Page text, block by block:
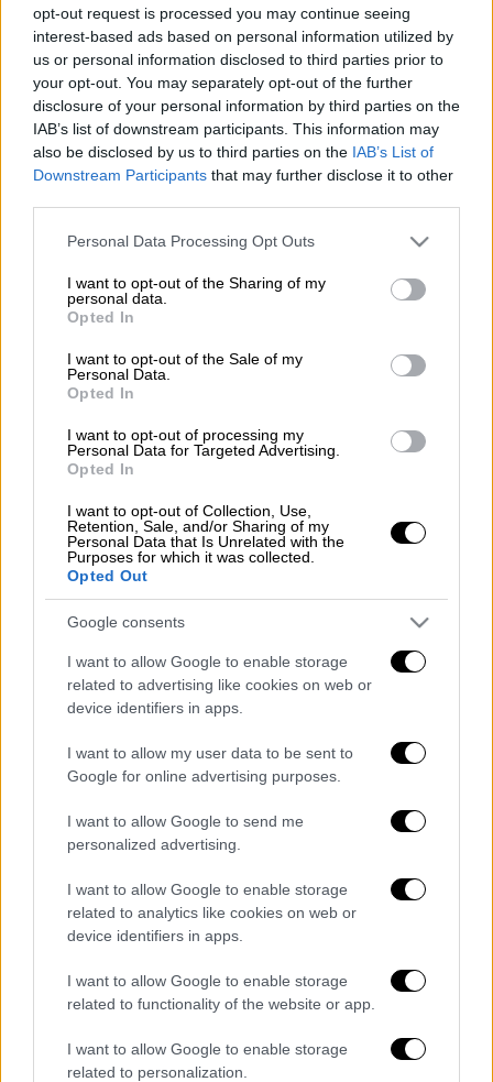
opt-out request is processed you may continue seeing
interest-based ads based on personal information utilized by
us or personal information disclosed to third parties prior to
your opt-out. You may separately opt-out of the further
disclosure of your personal information by third parties on the
IAB’s list of downstream participants. This information may
also be disclosed by us to third parties on the IAB’s List of
Downstream Participants that may further disclose it to other
Please note that this website/app uses one or more Google
not limited to your visit or usage behaviour. You may click to
grant or deny consent to Google and its third-party tags to
use your data for below specified purposes in below Google
consent section.
Personal Data Processing Opt Outs
I want to opt-out of the Sharing of my
personal data.
Opted In
I want to opt-out of the Sale of my
Personal Data.
Opted In
I want to opt-out of processing my
Personal Data for Targeted Advertising.
Opted In
I want to opt-out of Collection, Use,
Retention, Sale, and/or Sharing of my
Personal Data that Is Unrelated with the
Purposes for which it was collected.
Opted Out
Google consents
I want to allow Google to enable storage
related to advertising like cookies on web or
device identifiers in apps.
I want to allow my user data to be sent to
Google for online advertising purposes.
I want to allow Google to send me
personalized advertising.
I want to allow Google to enable storage
related to analytics like cookies on web or
device identifiers in apps.
I want to allow Google to enable storage
related to functionality of the website or app.
I want to allow Google to enable storage
related to personalization.
Προσθέστε το ΕΘΝΟΣ στη Google
Φωτιάξέσπασε το πρωί της Κυριακής σε
λεωφορείο εν κινήσει στην περιοχή του
στο λεωφορείο που δεν έχει γίνει γνωστό
αν πρόκειται για ΟΑΣΘ ή ΚΤΕΛ- ξέσπασε
περίπου στις 10:30 επί της οδού Σταδίου
στο Πάρκο Κυκλοφοριακής Αγωγής, κάτω
από άγνωστες
έσπευσαν και επιχείρησαν πέντε οχήματα με
11 πυροσβέστες για τηνκατάσβεσή
ΔΙΑΒΑΣΤΕ ΕΠΙΣΗΣ
Ελλάδα|11.05.2025 11:53
Νέα Σμύρνη: Πατέρας μαχαίρωσε
θανάσιμα τον γιο του
Σύμφωνα με το thestival, οι μαύροι καπνοί
μάλιστα ήταν ορατοί από μακριά ενώ
τραυματίες.
Ξεφυλλίζοντας... τέσσερις ιστορίες για τη
γνώση, τη φύση και την τεχνολογία
Απίστευτη ιστορία στην Ελλάδα – Πώς μια
να κρατήσει ζωντανό έναν 30χρονο!